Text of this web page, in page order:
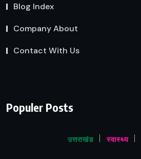
Blog Index
Company About
Contact With Us
Populer Posts
उत्तराखंड स्वास्थ्य